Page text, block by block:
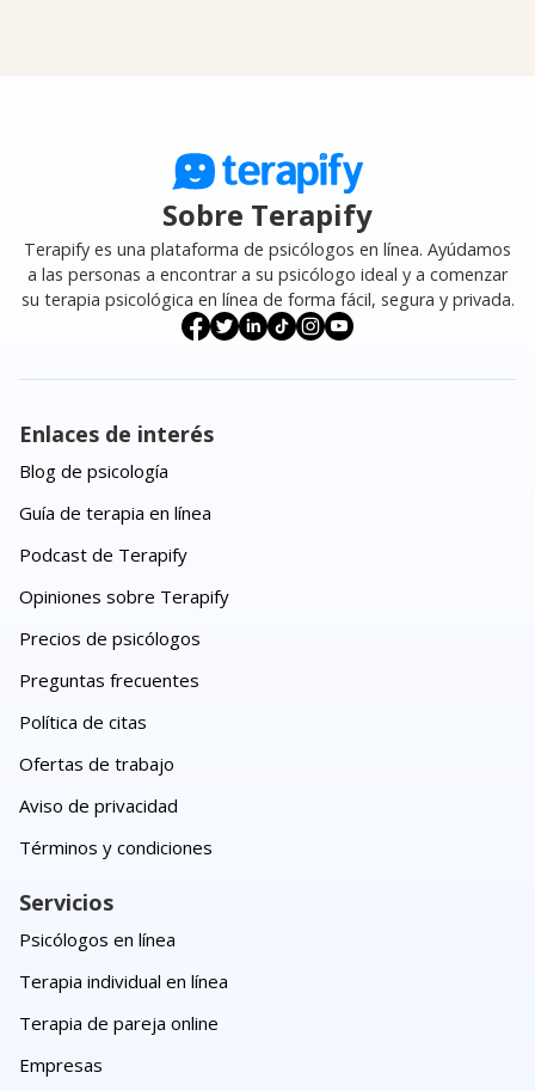
Sobre Terapify
Terapify es una plataforma de psicólogos en línea. Ayúdamos
a las personas a encontrar a su psicólogo ideal y a comenzar
su terapia psicológica en línea de forma fácil, segura y privada.
Enlaces de interés
Blog de psicología
Guía de terapia en línea
Podcast de Terapify
Opiniones sobre Terapify
Precios de psicólogos
Preguntas frecuentes
Política de citas
Ofertas de trabajo
Aviso de privacidad
Términos y condiciones
Servicios
Psicólogos en línea
Terapia individual en línea
Terapia de pareja online
Empresas